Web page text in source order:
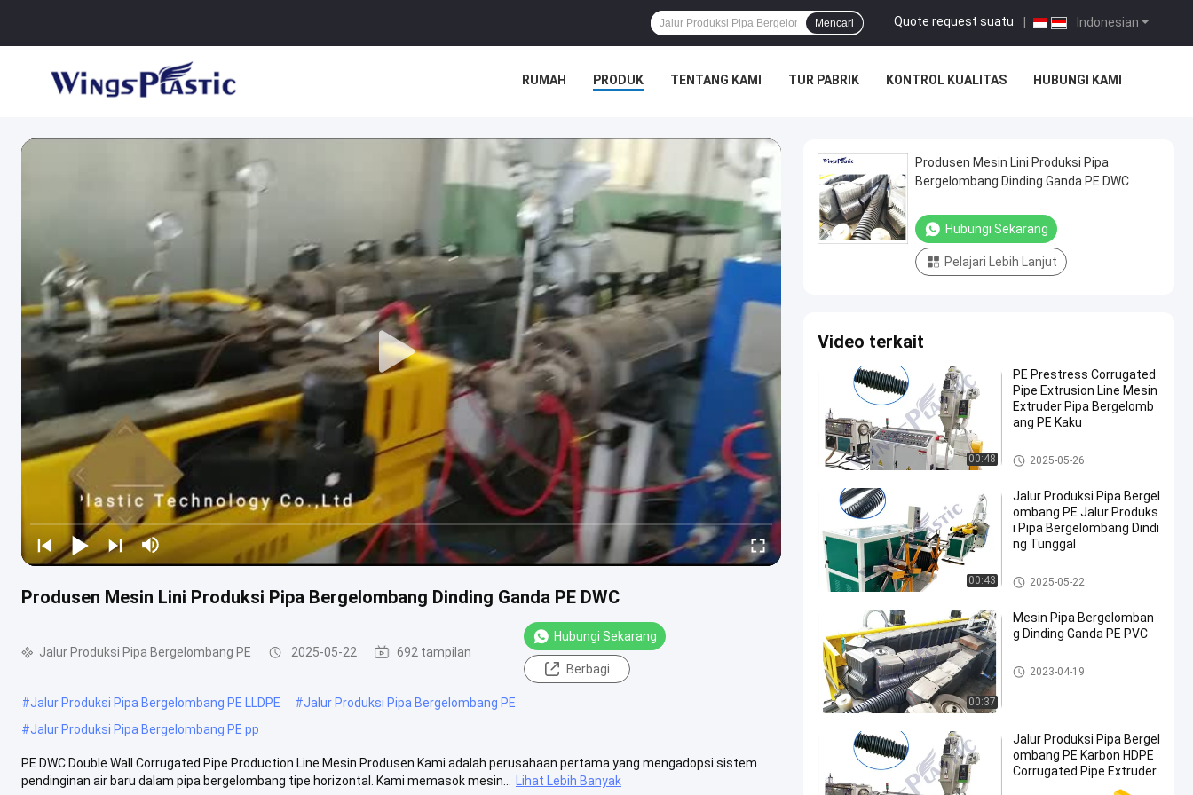
Indonesian
Quote request suatu
Mencari
RUMAH PRODUK TENTANG KAMI TUR PABRIK KONTROL KUALITAS HUBUNGI KAMI
Produsen Mesin Lini Produksi Pipa Bergelombang Dinding Ganda PE DWC
Jalur Produksi Pipa Bergelombang PE 2025-05-22 692 tampilan
Hubungi Sekarang
Berbagi
#Jalur Produksi Pipa Bergelombang PE LLDPE #Jalur Produksi Pipa Bergelombang PE
#Jalur Produksi Pipa Bergelombang PE pp
PE DWC Double Wall Corrugated Pipe Production Line Mesin Produsen Kami adalah perusahaan pertama yang mengadopsi sistem
pendinginan air baru dalam pipa bergelombang tipe horizontal. Kami memasok mesin...
Lihat Lebih Banyak
Produsen Mesin Lini Produksi Pipa
Bergelombang Dinding Ganda PE DWC
Hubungi Sekarang
Pelajari Lebih Lanjut
Video terkait
00:48
PE Prestress Corrugated
Pipe Extrusion Line Mesin
Extruder Pipa Bergelomb
ang PE Kaku
Jalur Produksi Pipa Bergelomb
ang PE
2025-05-26
00:43
Jalur Produksi Pipa Bergel
ombang PE Jalur Produks
i Pipa Bergelombang Dindi
ng Tunggal
Jalur Produksi Pipa Bergelomb
ang PE
2025-05-22
00:37
Mesin Pipa Bergelomban
g Dinding Ganda PE PVC
Jalur Produksi Pipa Bergelomb
ang PE
2023-04-19
Jalur Produksi Pipa Bergel
ombang PE Karbon HDPE
Corrugated Pipe Extruder